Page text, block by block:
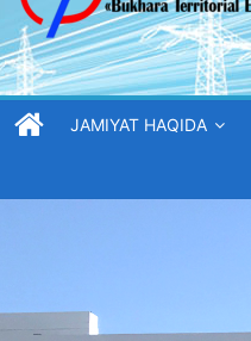
elektr
“Buxoro
JAMIYAT HAQIDA